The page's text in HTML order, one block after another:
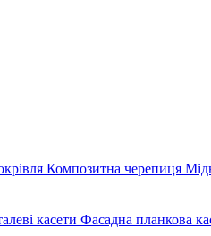
Композитна черепиця
касети Фасадна планкова